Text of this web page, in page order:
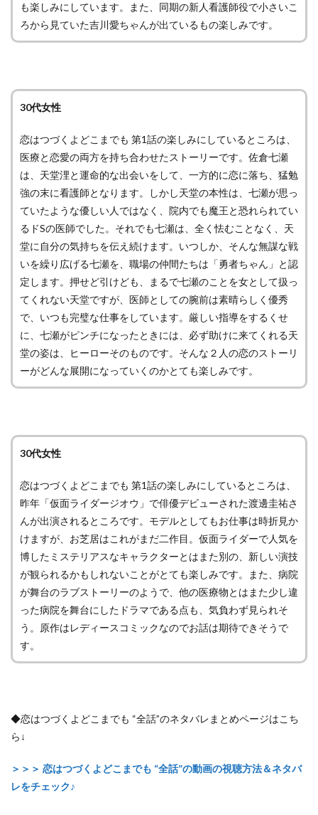
も楽しみにしています。また、同期の新人看護師役で小さいこ
ろから見ていた吉川愛ちゃんが出ているもの楽しみです。
30代女性
恋はつづくよどこまでも 第1話の楽しみにしているところは、
医療と恋愛の両方を持ち合わせたストーリーです。佐倉七瀬
は、天堂浬と運命的な出会いをして、一方的に恋に落ち、猛勉
強の末に看護師となります。しかし天堂の本性は、七瀬が思っ
ていたような優しい人ではなく、院内でも魔王と恐れられてい
るドSの医師でした。それでも七瀬は、全く怯むことなく、天
堂に自分の気持ちを伝え続けます。いつしか、そんな無謀な戦
いを繰り広げる七瀬を、職場の仲間たちは「勇者ちゃん」と認
定します。押せど引けども、まるで七瀬のことを女として扱っ
てくれない天堂ですが、医師としての腕前は素晴らしく優秀
で、いつも完璧な仕事をしています。厳しい指導をするくせ
に、七瀬がピンチになったときには、必ず助けに来てくれる天
堂の姿は、ヒーローそのものです。そんな２人の恋のストーリ
ーがどんな展開になっていくのかとても楽しみです。
30代女性
恋はつづくよどこまでも 第1話の楽しみにしているところは、
昨年「仮面ライダージオウ」で俳優デビューされた渡邊圭祐さ
んが出演されるところです。モデルとしてもお仕事は時折見か
けますが、お芝居はこれがまだ二作目。仮面ライダーで人気を
博したミステリアスなキャラクターとはまた別の、新しい演技
が観られるかもしれないことがとても楽しみです。また、病院
が舞台のラブストーリーのようで、他の医療物とはまた少し違
った病院を舞台にしたドラマである点も、気負わず見られそ
う。原作はレディースコミックなのでお話は期待できそうで
す。
◆恋はつづくよどこまでも “全話”のネタバレまとめページはこち
ら↓
＞＞＞ 恋はつづくよどこまでも “全話”の動画の視聴方法＆ネタバ
レをチェック♪